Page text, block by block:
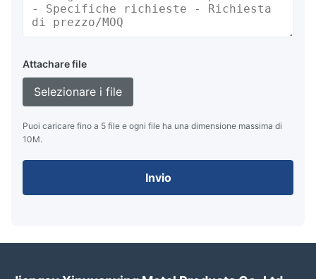
Attachare file
Selezionare i file
Puoi caricare fino a 5 file e ogni file ha una dimensione massima di
10M.
Invio